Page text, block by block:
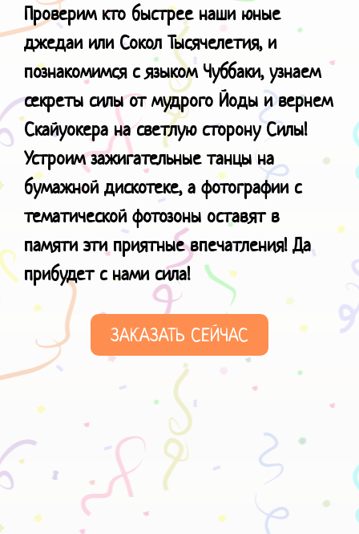
Проверим кто быстрее наши юные
джедаи или Сокол Тысячелетия, и
познакомимся с языком Чуббаки, узнаем
секреты силы от мудрого Йоды и вернем
Скайуокера на светлую сторону Силы!
Устроим зажигательные танцы на
бумажной дискотеке, а фотографии с
тематической фотозоны оставят в
памяти эти приятные впечатления! Да
прибудет с нами сила!
ЗАКАЗАТЬ СЕЙЧАС